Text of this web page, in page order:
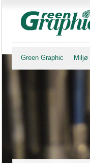
Green Graphic Miljø